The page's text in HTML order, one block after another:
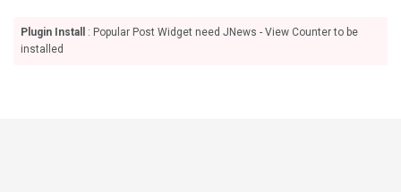
Plugin Install
: Popular Post Widget need JNews - View Counter to be
installed